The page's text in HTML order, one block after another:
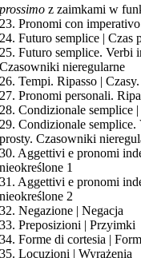
prossimo z zaimkami w
23. Pronomi con
24. Futuro semplice | Czas
25. Futuro semplice. Verbi
Czasowniki nieregularne
26. Tempi. Ripasso |
27. Pronomi personali.
28. Condizionale semplice
29. Condizionale
prosty. Czasowniki
30. Aggettivi e pronomi
nieokreślone 1
31. Aggettivi e pronomi
nieokreślone 2
32. Negazione | Negacja
33. Preposizioni | Przyimki
34. Forme di cortesia |
35. Locuzioni | Wyrażenia